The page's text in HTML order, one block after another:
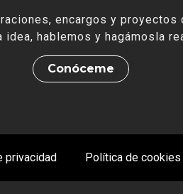
encargos y proyectos
idea, hablemos y hagámosla
Conóceme
privacidad Política de cookies